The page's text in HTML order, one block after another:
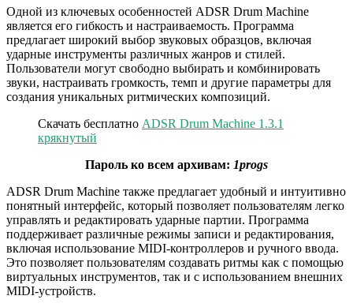
Одной из ключевых особенностей ADSR Drum Machine
является его гибкость и настраиваемость. Программа
предлагает широкий выбор звуковых образцов, включая
ударные инструменты различных жанров и стилей.
Пользователи могут свободно выбирать и комбинировать
звуки, настраивать громкость, темп и другие параметры для
создания уникальных ритмических композиций.
Скачать бесплатно ADSR Drum Machine 1.3.1
крякнутый
Пароль ко всем архивам: 1progs
ADSR Drum Machine также предлагает удобный и интуитивно
понятный интерфейс, который позволяет пользователям легко
управлять и редактировать ударные партии. Программа
поддерживает различные режимы записи и редактирования,
включая использование MIDI-контроллеров и ручного ввода.
Это позволяет пользователям создавать ритмы как с помощью
виртуальных инструментов, так и с использованием внешних
MIDI-устройств.